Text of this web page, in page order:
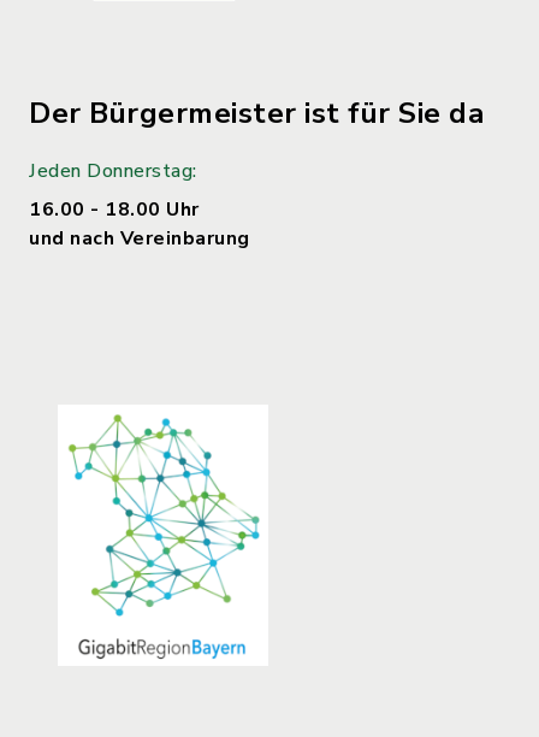
Der Bürgermeister ist für Sie da
Jeden Donnerstag:
16.00 - 18.00 Uhr
und nach Vereinbarung